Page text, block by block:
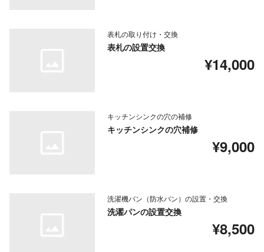
表札の取り付け・交換
表札の設置交換
¥14,000
キッチンシンクの穴の補修
キッチンシンクの穴補修
¥9,000
洗濯機パン（防水パン）の設置・交換
洗濯パンの設置交換
¥8,500